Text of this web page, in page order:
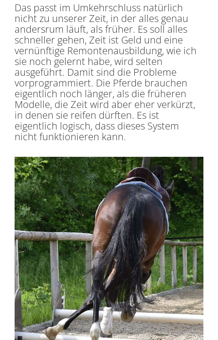
Das passt im Umkehrschluss natürlich
nicht zu unserer Zeit, in der alles genau
andersrum läuft, als früher. Es soll alles
schneller gehen, Zeit ist Geld und eine
vernünftige Remontenausbildung, wie ich
sie noch gelernt habe, wird selten
ausgeführt. Damit sind die Probleme
vorprogrammiert. Die Pferde brauchen
eigentlich noch länger, als die früheren
Modelle, die Zeit wird aber eher verkürzt,
in denen sie reifen dürften. Es ist
eigentlich logisch, dass dieses System
nicht funktionieren kann.